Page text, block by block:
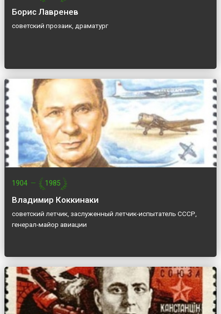
Борис Лавренев
советский прозаик, драматург
1904 — 1985
Владимир Коккинаки
советский летчик, заслуженный летчик-испытатель СССР,
генерал-майор авиации